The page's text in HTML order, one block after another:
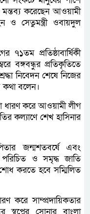
করেছেন আওয়ামী
সেতুমন্ত্রী ওবায়দুল
প্রতিষ্ঠাবার্ষিকী
বঙ্গবন্ধুর প্রতিকৃতিতে
নিবেদন শেষে নিজের
কথা বলেন।
ধারণ করে আওয়ামী লীগ
কল্যাণে শেখ হাসিনার
জন্মশতবর্ষে এবং
পরিচিত ও সমৃদ্ধ জাতি
করতে হবে সম্মিলিত
করে সাম্প্রদায়িকতার